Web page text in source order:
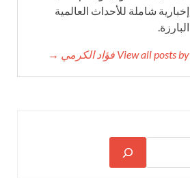
إخبارية شاملة للأحداث العالمية
البارزة.
View all posts by فؤاد الكرمي →